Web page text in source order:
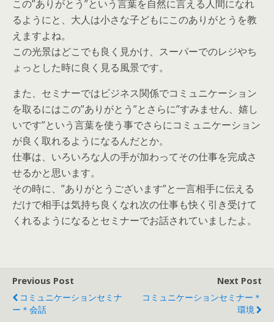
この”ありがとう”という言葉を自然に言える人間になれ
るようにと、大人は小さな子どもにこのありがとうを教
えますよね。
この光景はどこでも良く見かけ、スーパーでのレジやち
ょっとした時に良く見る風景です。
また、セミナーではビジネス関係でコミュニケーション
を取るにはこの”ありがとう”とさらに”すみません、嬉し
いです”という言葉を使う事でさらにコミュニケーション
が良く取れるようになるんだとか。
仕事は、いろいろな人の手が加わってその仕事を完成さ
せるかと思います。
その時に、”ありがとうございます”と一言相手に伝える
だけで相手は気持ち良くなれ次の仕事も快く引き受けて
くれるようになるとセミナーでお話されていましたよ。
Previous Post
コミュニケーションセミナ
ー＊会話
Next Post
コミュニケーションセミナー＊
環境